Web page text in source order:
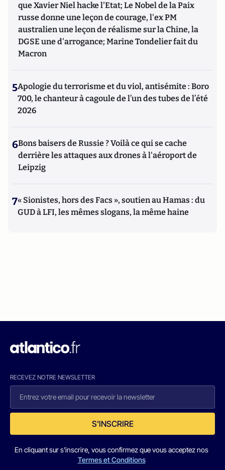
que Xavier Niel hacke l'Etat; Le Nobel de la Paix
russe donne une leçon de courage, l'ex PM
australien une leçon de réalisme sur la Chine, la
DGSE une d'arrogance; Marine Tondelier fait du
Macron
5Apologie du terrorisme et du viol, antisémite : Boro
700, le chanteur à cagoule de l’un des tubes de l’été
2026
6Bons baisers de Russie ? Voilà ce qui se cache
derrière les attaques aux drones à l'aéroport de
Leipzig
7« Sionistes, hors des Facs », soutien au Hamas : du
GUD à LFI, les mêmes slogans, la même haine
RECEVEZ NOTRE NEWSLETTER
S'INSCRIRE
En cliquant sur s'inscrire, vous confirmez que vous acceptez nos
Termes et Conditions